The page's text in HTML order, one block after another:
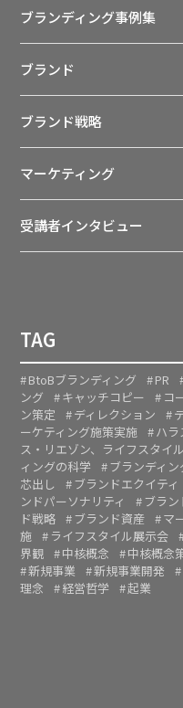
ブランディング事例集
ブランド
ブランド戦略
マーケティング
受講者インタビュー
TAG
BtoBブランディング PR
ング
キャッチコピー コ
ン策定
ディレクション
ーケティング施策実施
ハラ
ス・リエゾン、ライフスタイ
ィングの科学
ブランディ
芯出し
ブランドエクイティ
ンドパーソナリティ
ブラン
ド戦略
ブランド資産 マ
施
ライフスタイル展示会
界観
中核概念 中核概念
新規事業
新規事業開発
理念
経営哲学 起業